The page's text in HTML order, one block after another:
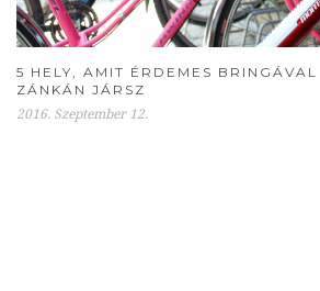
5 HELY, AMIT ÉRDEMES
ZÁNKÁN JÁRSZ
2016. Szeptember 12.